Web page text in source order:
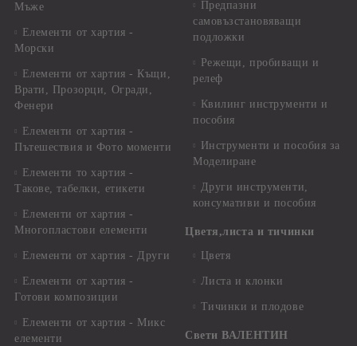
Мъже
Елементи от хартия -
Морски
Елементи от хартия - Къщи,
Врати, Прозорци, Огради,
Фенери
Елементи от хартия -
Пътешествия и Фото моменти
Елементи то хартия -
Такове, табелки, етикети
Елементи от хартия -
Многопластови елементи
Елементи от хартия - Други
Елементи от хартия -
Готови композиции
Елементи от хартия - Микс
елементи
Предпазни
самовъзстановяващи
подложки
Режещи, пробиващи и
релеф
Квилинг инструменти и
пособия
Инструменти и пособия за
Моделиране
Други инструменти,
консумативи и пособия
Цветя,листа и тичинки
Цветя
Листа и клонки
Тичинки и плодове
Свети ВАЛЕНТИН